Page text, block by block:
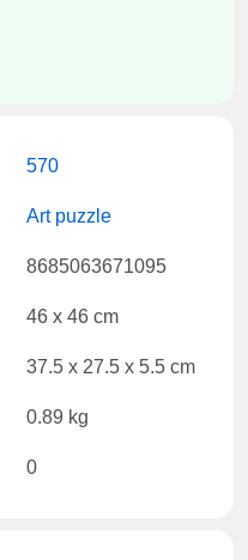
570
Art puzzle
8685063671095
46 x 46 cm
37.5 x 27.5 x 5.5 cm
0.89 kg
0